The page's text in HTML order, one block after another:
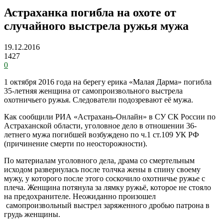
Астраханка погибла на охоте от
случайного выстрела ружья мужа
19.12.2016
1427
0
1 октября 2016 года на берегу ерика «Малая Дарма» погибла
35-летняя женщина от самопроизвольного выстрела
охотничьего ружья. Следователи подозревают её мужа.
Как сообщили РИА «Астрахань-Онлайн» в СУ СК России по
Астраханской области, уголовное дело в отношении 36-
летнего мужа погибшей возбуждено по ч.1 ст.109 УК РФ
(причинение смерти по неосторожности).
По материалам уголовного дела, драма со смертельным
исходом развернулась после толчка жены в спину своему
мужу, у которого после этого соскочило охотничье ружье с
плеча. Женщина потянула за лямку ружьё, которое не стояло
на предохранителе. Неожиданно произошел
самопроизвольный выстрел заряженного дробью патрона в
грудь женщины.